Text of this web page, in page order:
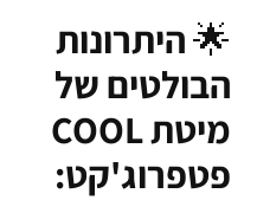
🌟היתרונות
הבולטים של
מיטת COOL
פטפרוג'קט: